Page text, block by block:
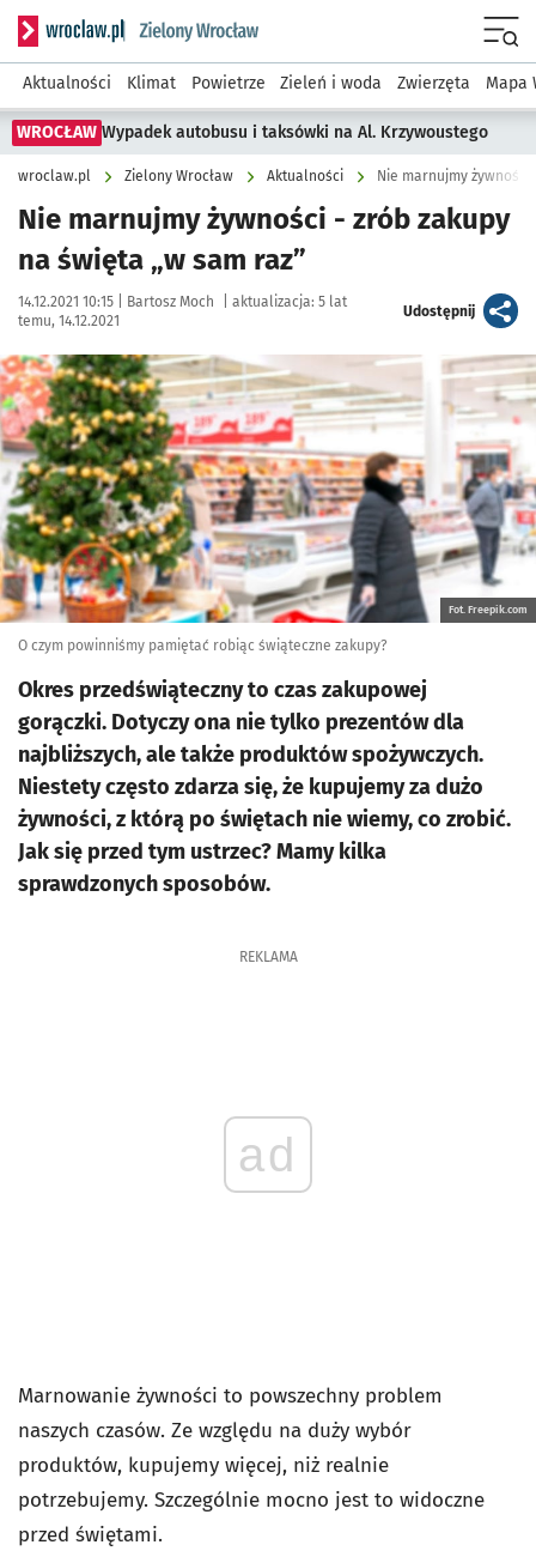
Serwis informacyjny wroclaw.pl podserwis: Środowisko we
Aktualności Klimat Powietrze Zieleń i woda Zwierzęta Mapa
WROCŁAW Wypadek autobusu i taksówki na Al. Krzywoustego
wroclaw.pl Zielony Wrocław Aktualności Nie marnujmy żywności
Nie marnujmy żywności - zrób zakupy
na święta „w sam raz”
Data publikacji:
14.12.2021 10:15 | Autor:
Bartosz Moch aktualizacja: 5 lat
temu, 14.12.2021
Udostępnijartykuł
Kliknij, aby powiększyć
Fot. Freepik.com
O czym powinniśmy pamiętać robiąc świąteczne zakupy?
Okres przedświąteczny to czas zakupowej
gorączki. Dotyczy ona nie tylko prezentów dla
najbliższych, ale także produktów spożywczych.
Niestety często zdarza się, że kupujemy za dużo
żywności, z którą po świętach nie wiemy, co zrobić.
Jak się przed tym ustrzec? Mamy kilka
sprawdzonych sposobów.
REKLAMA
ad
Marnowanie żywności to powszechny problem
naszych czasów. Ze względu na duży wybór
produktów, kupujemy więcej, niż realnie
potrzebujemy. Szczególnie mocno jest to widoczne
przed świętami.